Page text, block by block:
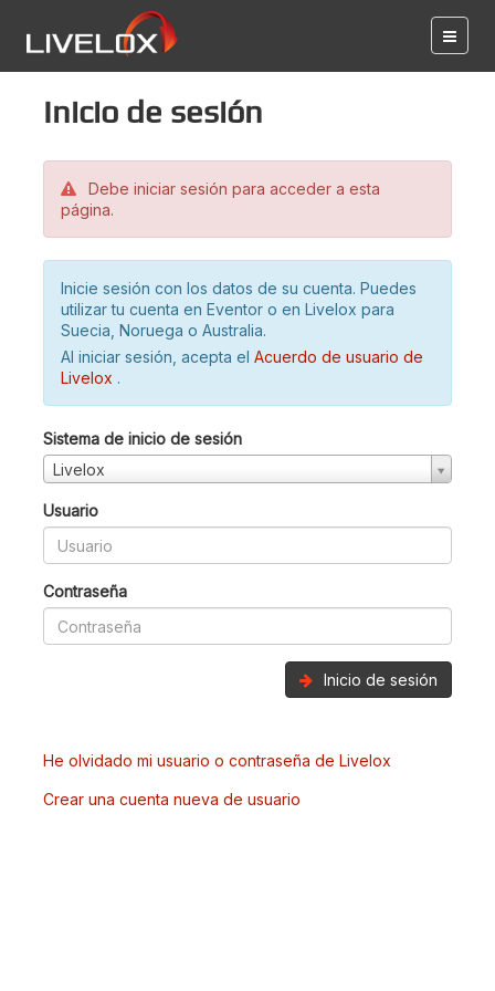
Inicio de sesión
Debe iniciar sesión para acceder a esta
página.
Inicie sesión con los datos de su cuenta. Puedes
utilizar tu cuenta en Eventor o en Livelox para
Suecia, Noruega o Australia.
Al iniciar sesión, acepta el Acuerdo de usuario de
Livelox .
Sistema de inicio de sesión
Livelox
Usuario
Contraseña
Inicio de sesión
He olvidado mi usuario o contraseña de Livelox
Crear una cuenta nueva de usuario